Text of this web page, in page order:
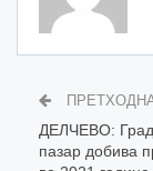
ДЕЛЧЕВО:
пазар добива